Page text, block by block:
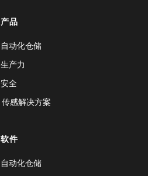
产品
自动化仓储
生产力
安全
传感解决方案
软件
自动化仓储